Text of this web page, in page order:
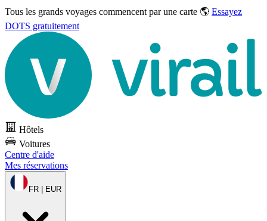
Tous les grands voyages commencent par une carte 🌎 Essayez
DOTS gratuitement
Hôtels
Voitures
Centre d'aide
Mes réservations
FR | EUR